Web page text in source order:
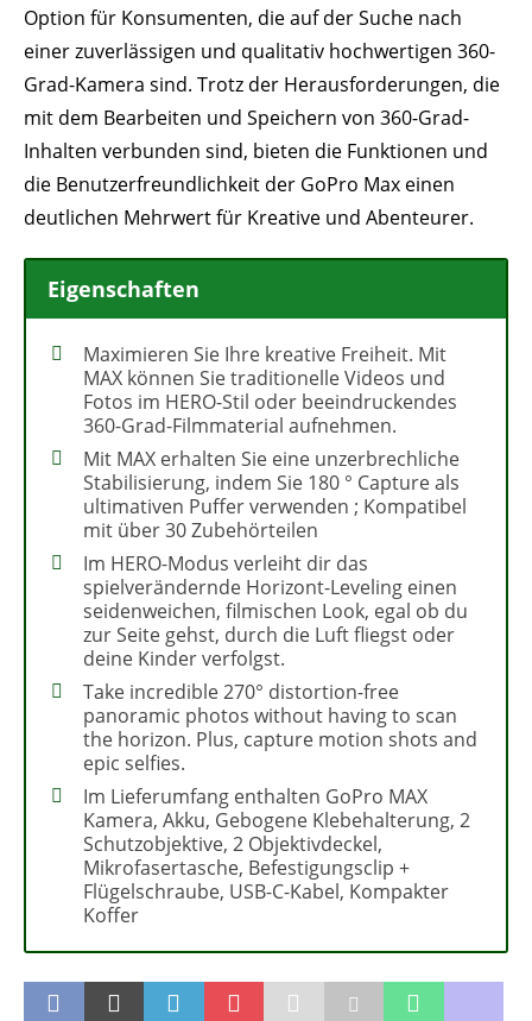
Option für Konsumenten, die auf der Suche nach
einer zuverlässigen und qualitativ hochwertigen 360-
Grad-Kamera sind. Trotz der Herausforderungen, die
mit dem Bearbeiten und Speichern von 360-Grad-
Inhalten verbunden sind, bieten die Funktionen und
die Benutzerfreundlichkeit der GoPro Max einen
deutlichen Mehrwert für Kreative und Abenteurer.
Eigenschaften
Maximieren Sie Ihre kreative Freiheit. Mit
MAX können Sie traditionelle Videos und
Fotos im HERO-Stil oder beeindruckendes
360-Grad-Filmmaterial aufnehmen.
Mit MAX erhalten Sie eine unzerbrechliche
Stabilisierung, indem Sie 180 ° Capture als
ultimativen Puffer verwenden ; Kompatibel
mit über 30 Zubehörteilen
Im HERO-Modus verleiht dir das
spielverändernde Horizont-Leveling einen
seidenweichen, filmischen Look, egal ob du
zur Seite gehst, durch die Luft fliegst oder
deine Kinder verfolgst.
Take incredible 270° distortion-free
panoramic photos without having to scan
the horizon. Plus, capture motion shots and
epic selfies.
Im Lieferumfang enthalten GoPro MAX
Kamera, Akku, Gebogene Klebehalterung, 2
Schutzobjektive, 2 Objektivdeckel,
Mikrofasertasche, Befestigungsclip +
Flügelschraube, USB-C-Kabel, Kompakter
Koffer